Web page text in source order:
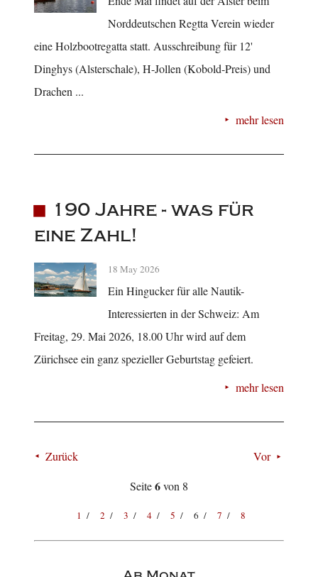
Norddeutschen Regtta Verein wieder
eine Holzbootregatta statt. Ausschreibung für 12'
Dinghys (Alsterschale), H-Jollen (Kobold-Preis) und
Drachen ...
mehr lesen
190 Jahre - was für
eine Zahl!
18 May 2026
Ein Hingucker für alle Nautik-
Interessierten in der Schweiz: Am
Freitag, 29. Mai 2026, 18.00 Uhr wird auf dem
Zürichsee ein ganz spezieller Geburtstag gefeiert.
mehr lesen
Zurück
Vor
Seite6von 8
1 2 3 4 5 6 7 8